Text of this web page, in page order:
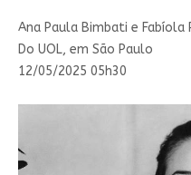
Ana Paula Bimbati e Fabíola
Do UOL, em São Paulo
12/05/2025 05h30